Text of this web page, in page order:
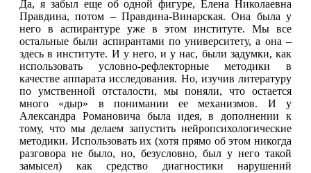
Да, я забыл еще об одной фигуре, Елена Николаевна
Правдина, потом – Правдина-Винарская. Она была у
него в аспирантуре уже в этом институте. Мы все
остальные были аспирантами по университету, а она –
здесь в институте. И у него, и у нас, были задумки, как
использовать условно-рефлекторные методики в
качестве аппарата исследования. Но, изучив литературу
по умственной отсталости, мы поняли, что остается
много «дыр» в понимании ее механизмов. И у
Александра Романовича была идея, в дополнении к
тому, что мы делаем запустить нейропсихологические
методики. Использовать их (хотя прямо об этом никогда
разговора не было, но, безусловно, был у него такой
замысел) как средство диагностики нарушений